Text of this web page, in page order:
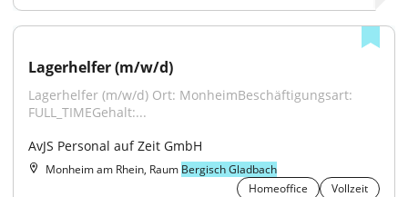
Lagerhelfer (m/w/d)
Lagerhelfer (m/w/d) Ort: MonheimBeschäftigungsart:
FULL_TIMEGehalt:...
AvJS Personal auf Zeit GmbH
Monheim am Rhein, Raum Bergisch Gladbach
Homeoffice
Vollzeit